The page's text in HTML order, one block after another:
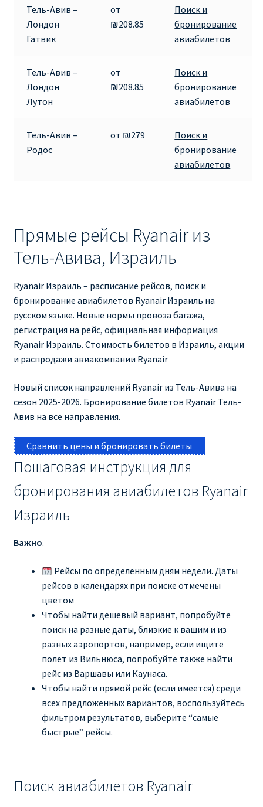
ПРАВИЛА RYANAIR В АЭРОПОРТУ И НА БОРТУ
ПУТЕШЕСТВИЕ С ДЕТЬМИ И МЛАДЕНЦАМИ
РЕЙСАМИ RYANAIR
РЕГИСТРАЦИЯ НА РЕЙС И ДОКУМЕНТЫ ДЛЯ
ПУТЕШЕСТВИЯ РЕЙСАМИ RYANAIR
Кипр
Милан
Париж
ПРАВИЛА РЕГИСТРАЦИИ
ПРИЛОЖЕНИЕ RYANAIR НА РУССКОМ
РАЙАНЭЙР НА РУССКОМ | КНФТФШК
РЕГИСТРАЦИЯ НА РЕЙС RYANAIR
Регистрация ребенка на рейс RYANAIR
Рождественские направления от € 9
Райнэйр на русском
О сайте
Тель-Авив –
Лондон
Гатвик
от
₪208.85
Поиск и
бронирование
авиабилетов
Тель-Авив –
Лондон
Лутон
от
₪208.85
Поиск и
бронирование
авиабилетов
Тель-Авив –
Родос
от ₪279
Поиск и
бронирование
авиабилетов
Прямые рейсы Ryanair из
Тель-Авива, Израиль
Ryanair Израиль – расписание рейсов, поиск и
бронирование авиабилетов Ryanair Израиль на
русском языке. Новые нормы провоза багажа,
регистрация на рейс, официальная информация
Ryanair Израиль. Стоимость билетов в Израиль, акции
и распродажи авиакомпании Ryanair
Новый список направлений Ryanair из Тель-Авива на
сезон 2025-2026. Бронирование билетов Ryanair Тель-
Авив на все направления.
Сравнить цены и бронировать билеты
Пошаговая инструкция для
бронирования авиабилетов Ryanair
Израиль
Важно.
Рейсы по определенным дням недели. Даты
рейсов в календарях при поиске отмечены
цветом
Чтобы найти дешевый вариант, попробуйте
поиск на разные даты, близкие к вашим и из
разных аэропортов, например, если ищите
полет из Вильнюса, попробуйте также найти
рейс из Варшавы или Каунаса.
Чтобы найти прямой рейс (если имеется) среди
всех предложенных вариантов, воспользуйтесь
фильтром результатов, выберите “самые
быстрые” рейсы.
Поиск авиабилетов Ryanair